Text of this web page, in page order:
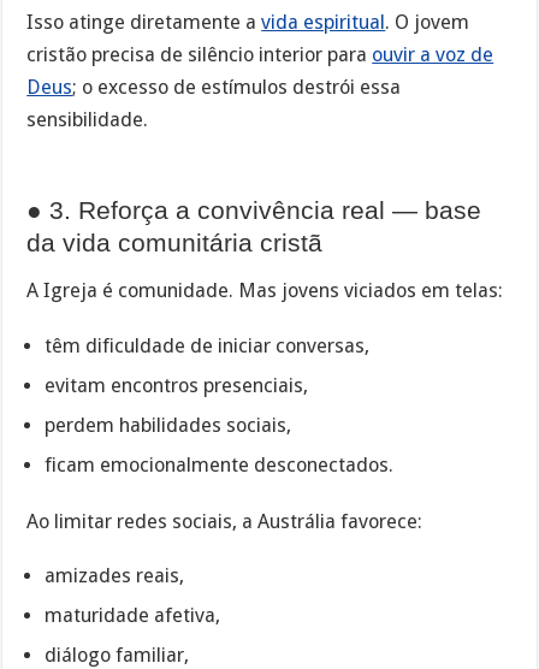
Isso atinge diretamente avida espiritual . O jovem
cristão precisa de silêncio interior para ouvir a voz de
Deus; o excesso de estímulos destrói essa
sensibilidade.
● 3. Reforça a convivência real — base
da vida comunitária cristã
A Igreja é comunidade. Mas jovens viciados em telas:
têm dificuldade de iniciar conversas,
evitam encontros presenciais,
perdem habilidades sociais,
ficam emocionalmente desconectados.
Ao limitar redes sociais, a Austrália favorece:
amizades reais,
maturidade afetiva,
diálogo familiar,